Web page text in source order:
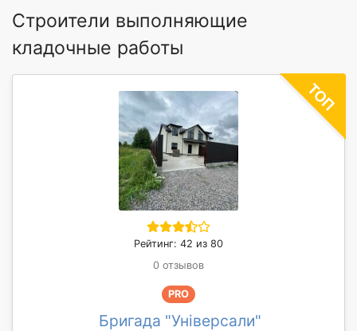
Строители выполняющие
кладочные работы
Рейтинг: 42 из 80
0 отзывов
PRO
Бригада "Універсали"